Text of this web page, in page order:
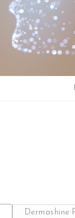
Dermashine